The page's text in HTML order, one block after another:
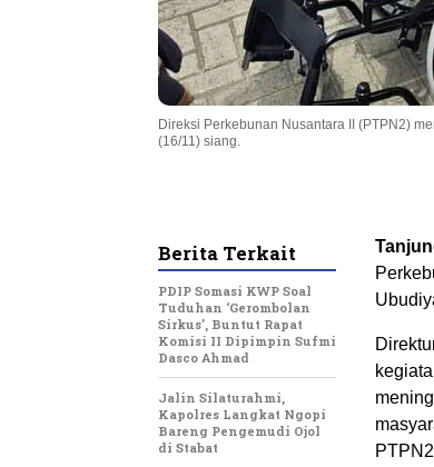
Direksi Perkebunan Nusantara II (PTPN2)
(16/11) siang.
Berita Terkait
PDIP Somasi KWP Soal
Tuduhan ‘Gerombolan
Sirkus’, Buntut Rapat
Komisi II Dipimpin Sufmi
Dasco Ahmad
Jalin Silaturahmi,
Kapolres Langkat Ngopi
Bareng Pengemudi Ojol
di Stabat